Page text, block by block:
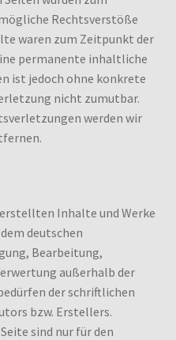
Rechtsverstöße
waren zum Zeitpunkt der
permanente inhaltliche
ist jedoch ohne konkrete
nicht zumutbar.
werden wir
Inhalte und Werke
deutschen
Bearbeitung,
außerhalb der
der schriftlichen
bzw. Erstellers.
sind nur für den